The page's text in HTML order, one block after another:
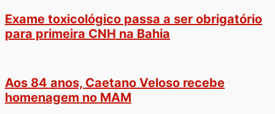
Exame toxicológico passa a ser obrigatório
para primeira CNH na Bahia
Aos 84 anos, Caetano Veloso recebe
homenagem no MAM